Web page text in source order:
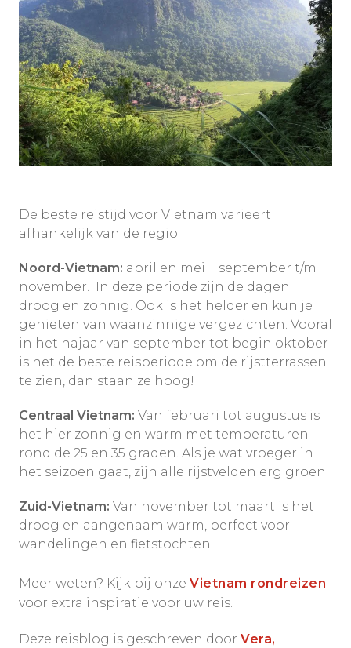
De beste reistijd voor Vietnam varieert
afhankelijk van de regio:
Noord-Vietnam: april en mei + september t/m
november. In deze periode zijn de dagen
droog en zonnig. Ook is het helder en kun je
genieten van waanzinnige vergezichten. Vooral
in het najaar van september tot begin oktober
is het de beste reisperiode om de rijstterrassen
te zien, dan staan ze hoog!
Centraal Vietnam: Van februari tot augustus is
het hier zonnig en warm met temperaturen
rond de 25 en 35 graden. Als je wat vroeger in
het seizoen gaat, zijn alle rijstvelden erg groen.
Zuid-Vietnam: Van november tot maart is het
droog en aangenaam warm, perfect voor
wandelingen en fietstochten.
Meer weten? Kijk bij onze Vietnam rondreizen
voor extra inspiratie voor uw reis.
Deze reisblog is geschreven door Vera,